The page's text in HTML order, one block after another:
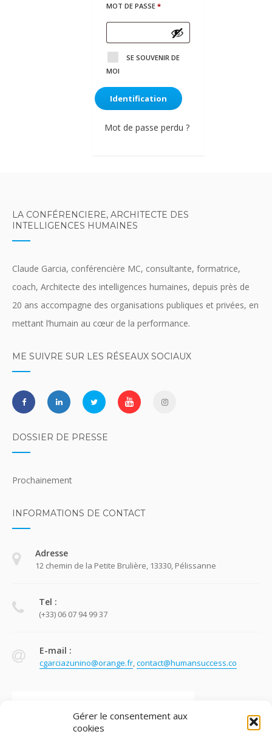
Gérer le consentement aux
cookies
MOT DE PASSE *OBLIGATOIRE
SE SOUVENIR DE
MOI
Identification
Mot de passe perdu ?
LA CONFÉRENCIERE, ARCHITECTE DES
INTELLIGENCES HUMAINES
Claude Garcia, conférencière MC, consultante, formatrice,
coach, Architecte des intelligences humaines, depuis près de
20 ans accompagne des organisations publiques et privées, en
mettant l’humain au cœur de la performance.
ME SUIVRE SUR LES RÉSEAUX SOCIAUX
DOSSIER DE PRESSE
Prochainement
INFORMATIONS DE CONTACT
Adresse
12 chemin de la Petite Brulière, 13330, Pélissanne
Tel :
(+33) 06 07 94 99 37
E-mail :
cgarciazunino@orange.fr,contact@humansuccess.co